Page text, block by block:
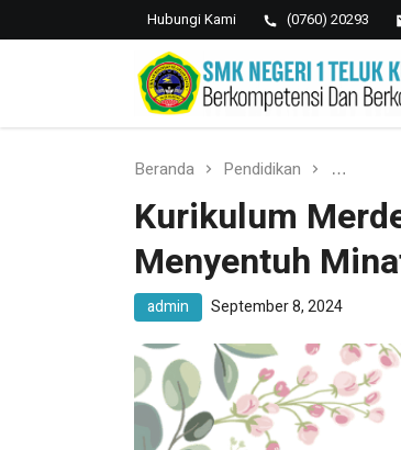
Hubungi Kami (0760) 20293
SMK NEGERI 1
KUANTAN
Berkopetensi Dan Berkompetisi
Beranda Pendidikan
Kurikulum
Menyentuh
admin September 8, 2024